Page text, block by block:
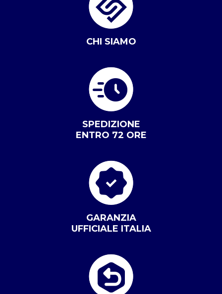
CHI SIAMO
SPEDIZIONE
ENTRO 72 ORE
GARANZIA
UFFICIALE ITALIA